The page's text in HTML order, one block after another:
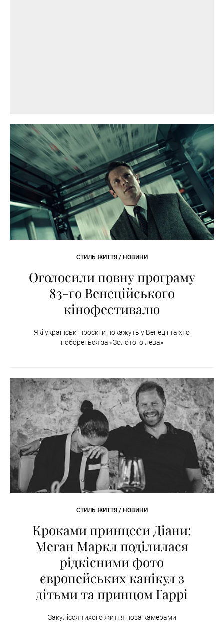
СТИЛЬ ЖИТТЯ / НОВИНИ
Оголосили повну програму
83-го Венеційського
кінофестивалю
Які українські проєкти покажуть у Венеції та хто
побореться за «Золотого лева»
СТИЛЬ ЖИТТЯ / НОВИНИ
Кроками принцеси Діани:
Меган Маркл поділилася
рідкісними фото
європейських канікул з
дітьми та принцом Гаррі
Закулісся тихого життя поза камерами